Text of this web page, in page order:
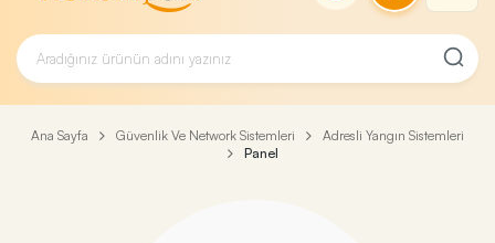
Ana Sayfa Güvenlik Ve Network Sistemleri
Adresli Yangın Sistemleri
Panel